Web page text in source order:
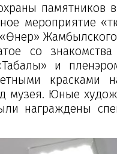
памятников
мероприятие
со
и
красками
музея. Юные
награждены